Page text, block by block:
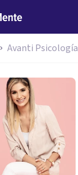
Avanti Psicología